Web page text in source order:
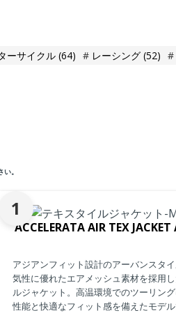
ーサイクル (64) レーシング (52)
。
1
ACCELERATA AIR TEX
アジアンフィット設計のアーバンスタ
気性に優れたエアメッシュ素材を採用
ルジャケット。高温環境でのツーリン
性能と快適なフィット感を備えたモデル